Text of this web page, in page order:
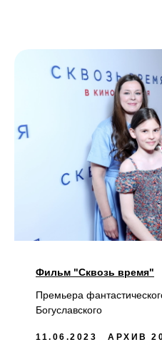
Фильм "Сквозь время"
Премьера
Богуславского
11.06.2023 АРХИВ